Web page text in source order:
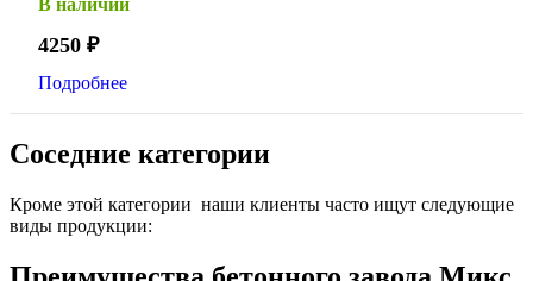
4250 ₽
Подробнее
Соседние категории
Кроме этой категории наши клиенты часто ищут следующие
виды продукции: